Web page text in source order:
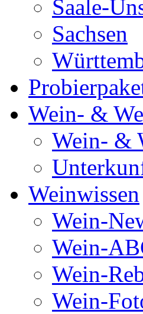
Saale-
Sachsen
Wein- &
Wein- &
Weinwissen
Wein-
Wein-
Wein-
Wein-